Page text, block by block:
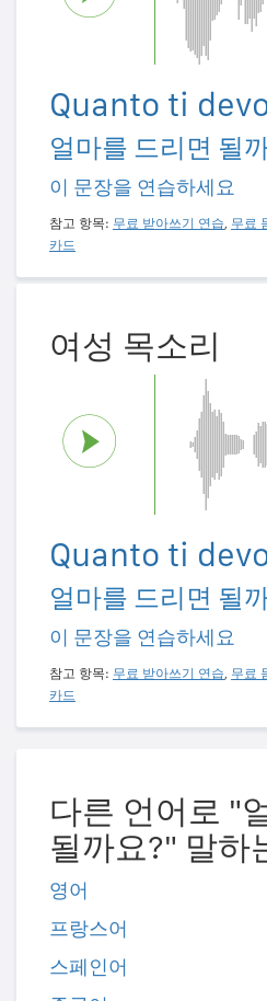
Quanto ti
얼마를 드리면 될
이 문장을 연습하세요
참고 항목: 무료 받아쓰기 연습, 무료
카드
여성 목소리
Quanto ti
얼마를 드리면 될
이 문장을 연습하세요
참고 항목: 무료 받아쓰기 연습, 무료
카드
다른 언어로 "
될까요?" 말하
영어
프랑스어
스페인어